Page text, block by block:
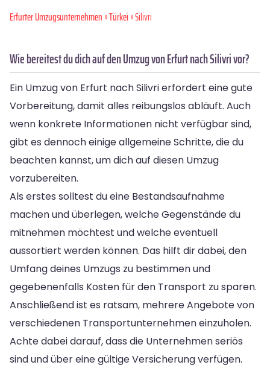
Erfurter Umzugsunternehmen»Türkei» Silivri
Wie bereitest du dich auf den Umzug von Erfurt nach Silivri vor?
Ein Umzug von Erfurt nach Silivri erfordert eine gute
Vorbereitung, damit alles reibungslos abläuft. Auch
wenn konkrete Informationen nicht verfügbar sind,
gibt es dennoch einige allgemeine Schritte, die du
beachten kannst, um dich auf diesen Umzug
vorzubereiten.
Als erstes solltest du eine Bestandsaufnahme
machen und überlegen, welche Gegenstände du
mitnehmen möchtest und welche eventuell
aussortiert werden können. Das hilft dir dabei, den
Umfang deines Umzugs zu bestimmen und
gegebenenfalls Kosten für den Transport zu sparen.
Anschließend ist es ratsam, mehrere Angebote von
verschiedenen Transportunternehmen einzuholen.
Achte dabei darauf, dass die Unternehmen seriös
sind und über eine gültige Versicherung verfügen.